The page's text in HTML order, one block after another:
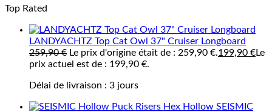
Top Rated
LANDYACHTZ Top Cat Owl 37" Cruiser Longboard
259,90€ Le prix d'origine était de : 259,90 €.199,90 €Le
prix actuel est de : 199,90 €.
Délai de livraison : 3 jours
SEISMIC